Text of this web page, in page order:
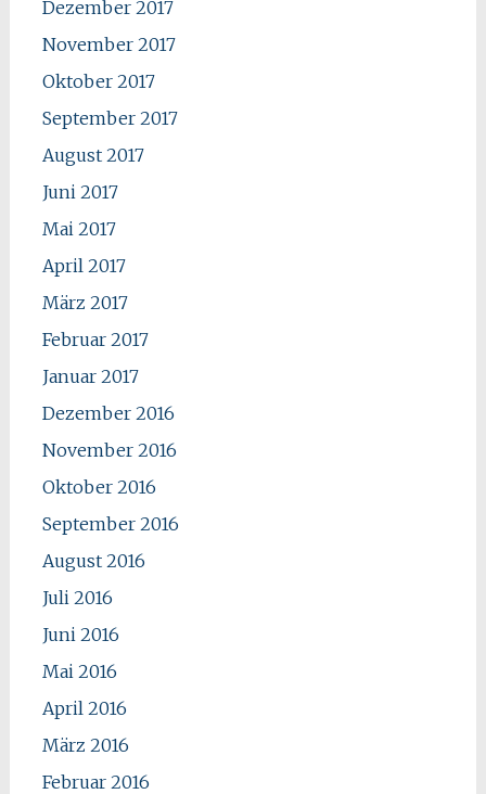
Dezember 2017
November 2017
Oktober 2017
September 2017
August 2017
Juni 2017
Mai 2017
April 2017
März 2017
Februar 2017
Januar 2017
Dezember 2016
November 2016
Oktober 2016
September 2016
August 2016
Juli 2016
Juni 2016
Mai 2016
April 2016
März 2016
Februar 2016